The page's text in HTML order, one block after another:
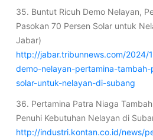
35. Buntut Ricuh Demo Nelayan,
Pasokan 70 Persen Solar untuk
Jabar)
http://jabar.tribunnews.com/
demo-nelayan-pertamina-
solar-untuk-nelayan-di-subang
36. Pertamina Patra Niaga
Penuhi Kebutuhan Nelayan di
http://industri.kontan.co.id/news/